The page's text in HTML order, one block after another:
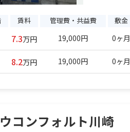
賃料 管理費・共益費 敷金
7.3万円 19,000円 0ヶ月
8.2万円 19,000円 0ヶ月
コンフォルト川崎